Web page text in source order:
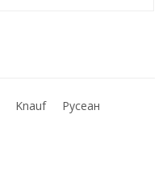
Knauf
Русеан